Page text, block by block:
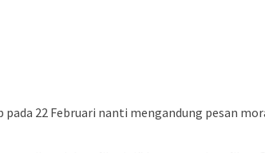
pada 22 Februari nanti mengandung pesan